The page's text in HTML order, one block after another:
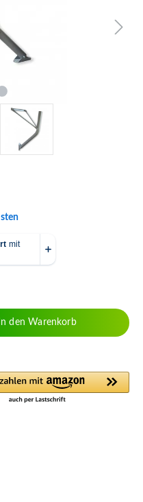
gewünschten
In den Warenkorb